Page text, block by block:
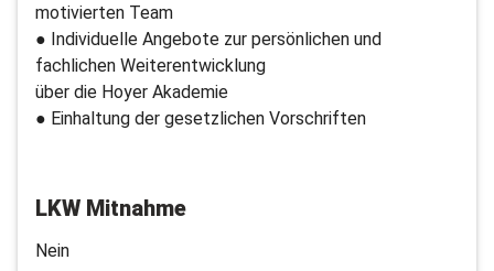
motivierten Team
● Individuelle Angebote zur persönlichen und
fachlichen Weiterentwicklung
über die Hoyer Akademie
● Einhaltung der gesetzlichen Vorschriften
LKW Mitnahme
Nein